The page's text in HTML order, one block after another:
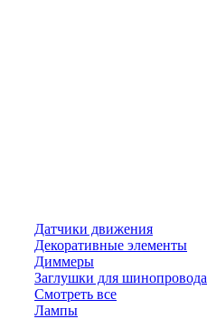
Датчики движения
Декоративные элементы
Диммеры
Заглушки для шинопровода
Смотреть все
Лампы